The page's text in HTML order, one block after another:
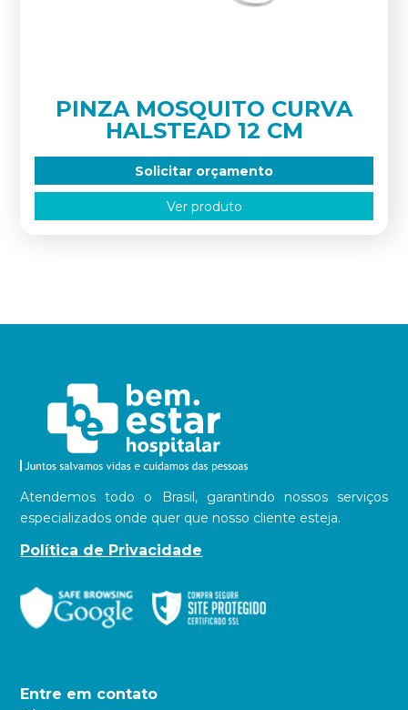
PINZA MOSQUITO CURVA
HALSTEAD 12 CM
Solicitar orçamento
Ver produto
Atendemos todo o Brasil, garantindo nossos serviços
especializados onde quer que nosso cliente esteja.
Política de Privacidade
Entre em contato